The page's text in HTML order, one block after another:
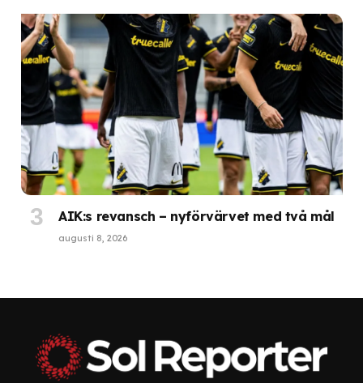
AIK:s revansch – nyförvärvet med två mål
augusti 8, 2026